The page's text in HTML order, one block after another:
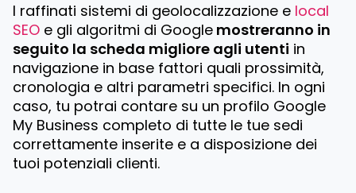
I raffinati sistemi di geolocalizzazione e local
SEO e gli algoritmi di Google mostreranno in
seguito la scheda migliore agli utenti in
navigazione in base fattori quali prossimità,
cronologia e altri parametri specifici. In ogni
caso, tu potrai contare su un profilo Google
My Business completo di tutte le tue sedi
correttamente inserite e a disposizione dei
tuoi potenziali clienti.